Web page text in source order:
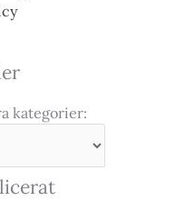
kategorier: